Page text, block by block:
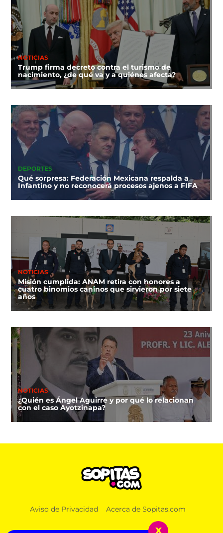
NOTICIAS
Trump firma decreto contra el turismo de
nacimiento, ¿de qué va y a quiénes afecta?
DEPORTES
Qué sorpresa: Federación Mexicana respalda a
Infantino y no reconocerá procesos ajenos a FIFA
NOTICIAS
Misión cumplida: ANAM retira con honores a
cuatro binomios caninos que sirvieron por siete
años
NOTICIAS
¿Quién es Ángel Aguirre y por qué lo relacionan
con el caso Ayotzinapa?
Lucas, el primer lomito que recibirá pensión
Aviso de Privacidad Acerca de Sopitas.com
x